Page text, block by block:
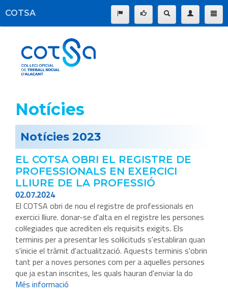
COTSA
Serveis del Col·legi
La professió
Formació
Ocupació
Comunicació
Pagament online
Notícies
Notícies 2023
EL COTSA OBRI EL REGISTRE DE
PROFESSIONALS EN EXERCICI
LLIURE DE LA PROFESSIÓ
02.07.2024
El COTSA obri de nou el registre de professionals en
exercici lliure. donar-se d'alta en el registre les persones
col·legiades que acrediten els requisits exigits. Els
terminis per a presentar les sol·licituds s'establiran quan
s'inicie el tràmit d'actualització. Aquests terminis s'obrin
tant per a noves persones com per a aquelles persones
que ja estan inscrites, les quals hauran d'enviar la do
Més informació